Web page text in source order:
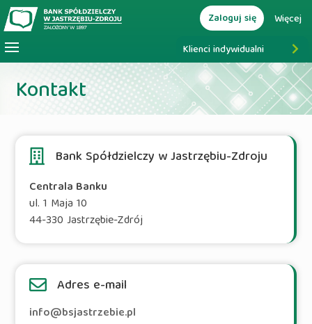
Klienci indywidualni
Zaloguj się Więcej
Kontakt
Bank Spółdzielczy w Jastrzębiu-Zdroju
Centrala Banku
ul. 1 Maja 10
44-330 Jastrzębie-Zdrój
Adres e-mail
info@bsjastrzebie.pl